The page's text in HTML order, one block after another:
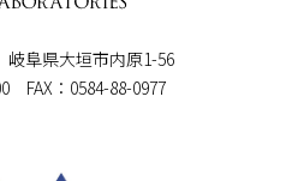
阜県大垣市内原1-56
FAX：0584-88-0977